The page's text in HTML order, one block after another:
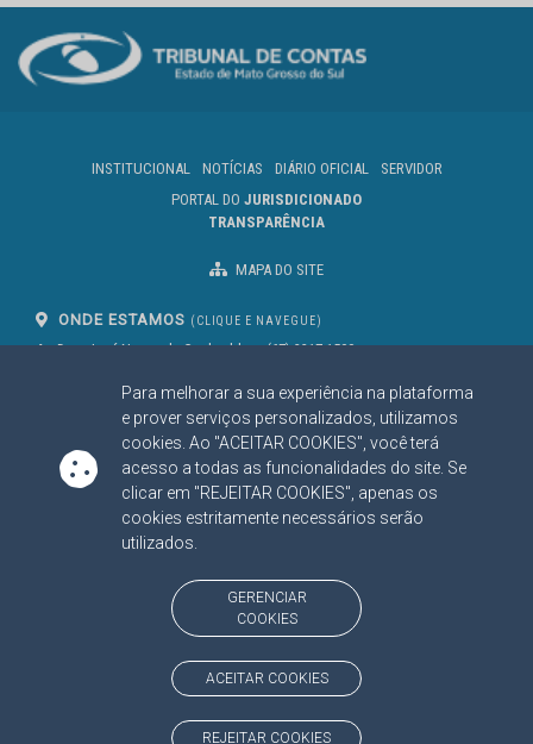
Para melhorar a sua experiência na plataforma
e prover serviços personalizados, utilizamos
cookies. Ao "ACEITAR COOKIES", você terá
acesso a todas as funcionalidades do site. Se
clicar em "REJEITAR COOKIES", apenas os
cookies estritamente necessários serão
utilizados.
GERENCIAR
COOKIES
ACEITAR COOKIES
REJEITAR COOKIES
INSTITUCIONAL NOTÍCIAS DIÁRIO OFICIAL
SERVIDOR
PORTAL DO JURISDICIONADO
TRANSPARÊNCIA
MAPA DO SITE
ONDE ESTAMOS (CLIQUE E NAVEGUE)
Av. Des. José Nunes da Cunha, bloco
Campo Grande/MS
CEP: 79031-310
(67) 3317-1500
SIGA NOSSAS REDES SOCIAIS
Linked InYoutube
Facebook
X
BAIXE NOSSO APLICATIVO
https://www.tce.ms.gov.br